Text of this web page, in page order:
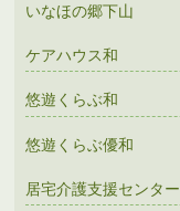
いなほの郷下山
ケアハウス和
悠遊くらぶ和
悠遊くらぶ優和
居宅介護支援センタ